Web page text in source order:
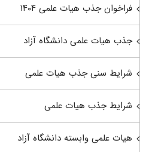
فراخوان جذب هیات علمی ۱۴۰۴
جذب هیات علمی دانشگاه آزاد
شرایط سنی جذب هیات علمی
شرایط جذب هیات علمی
هیات علمی وابسته دانشگاه آزاد